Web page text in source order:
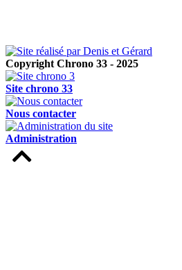
Copyright Chrono 33 - 2025
Site chrono 33
Nous contacter
Administration